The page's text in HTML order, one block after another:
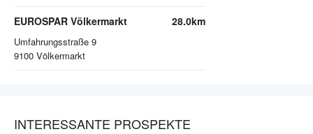
EUROSPAR Völkermarkt
Umfahrungsstraße 9
9100 Völkermarkt
28.0km
INTERESSANTE PROSPEKTE